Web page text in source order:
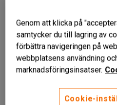
Genom att klicka på
samtycker du till lagring av
förbättra navigeringen på
webbplatsens användning
marknadsföringsinsatser.
Cookie-